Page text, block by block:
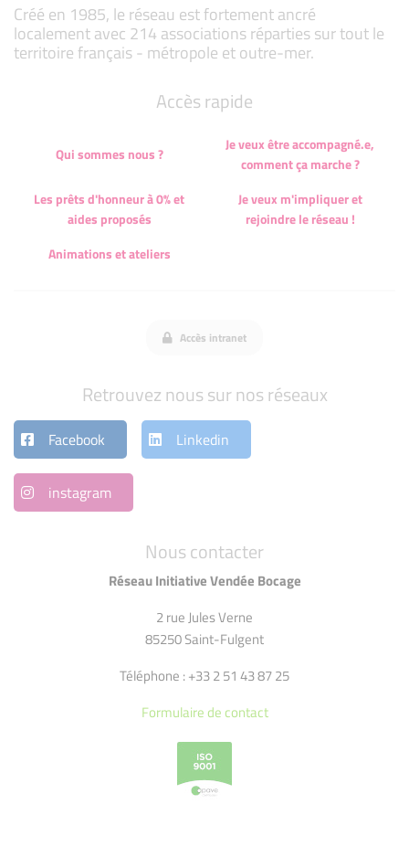
Créé en 1985, le réseau est fortement ancré
localement avec 214 associations réparties sur tout le
territoire français - métropole et outre-mer.
Nous contacter
Réseau Initiative Vendée Bocage
2 rue Jules Verne
85250 Saint-Fulgent
Téléphone : +33 2 51 43 87 25
Formulaire de contact
Accès rapide
Qui sommes nous ?
Je veux être accompagné.e,
comment ça marche ?
Les prêts d'honneur à 0% et
aides proposés
Je veux m'impliquer et
rejoindre le réseau !
Animations et ateliers
Accès intranet
Retrouvez nous sur nos réseaux
Facebook Linkedin
instagram